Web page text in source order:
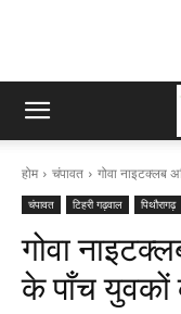
होम चंपावत गोवा नाइटक्लब
चंपावत टिहरी गढ़वाल पिथौरागढ़
गोवा
के पाँच युवकों